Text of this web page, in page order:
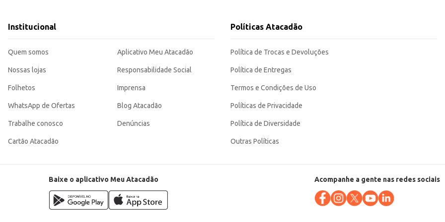
consistência e sabor característicos agradam a diversos paladares, tornando-o uma escolha
Institucional
Quem somos
Nossas lojas
Folhetos
WhatsApp de Ofertas
Trabalhe conosco
Cartão Atacadão
Aplicativo Meu Atacadão
Responsabilidade Social
Imprensa
Blog Atacadão
Denúncias
Políticas Atacadão
Política de Trocas e Devoluções
Política de Entregas
Termos e Condições de Uso
Políticas de Privacidade
Política de Diversidade
Outras Políticas
Baixe o aplicativo Meu Atacadão Acompanhe a gente nas redes sociais